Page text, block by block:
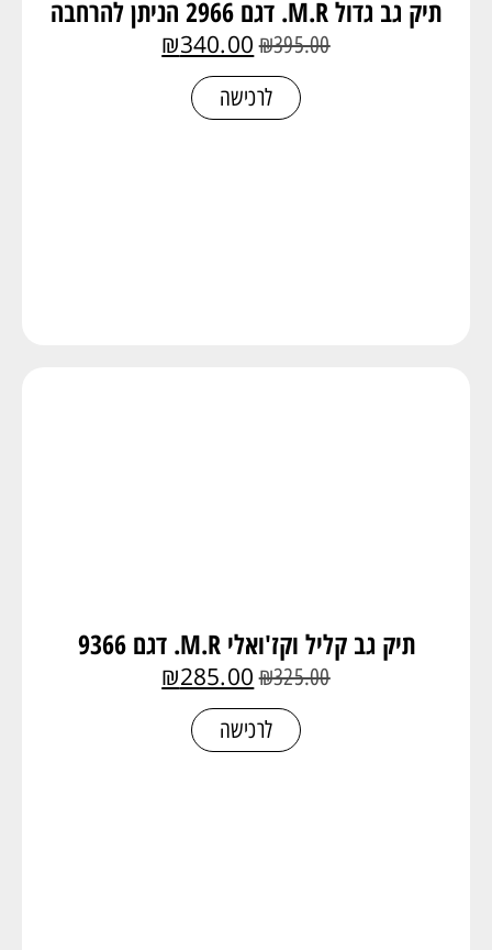
תיק גב גדול M.R. דגם 2966 הניתן להרחבה
₪395.00
₪340.00
לרכישה
תיק גב קליל וקז'ואלי M.R. דגם 9366
₪325.00
₪285.00
לרכישה